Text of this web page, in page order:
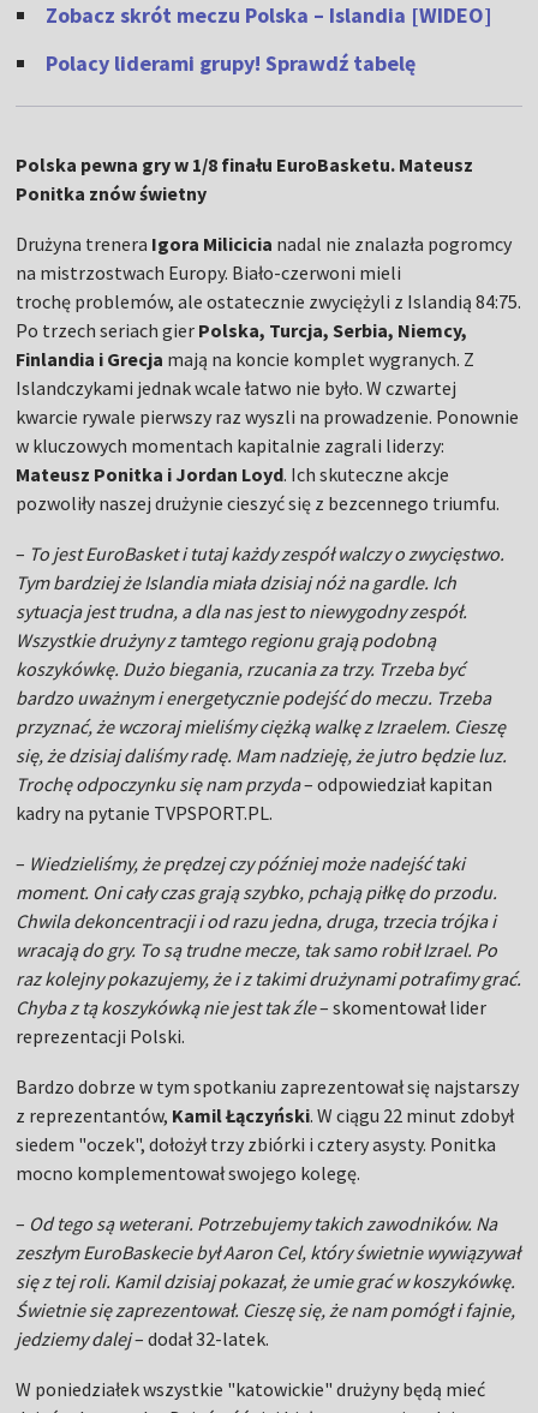
Zobacz skrót meczu Polska – Islandia [WIDEO]
Polacy liderami grupy! Sprawdź tabelę
Polska pewna gry w 1/8 finału EuroBasketu. Mateusz
Ponitka znów świetny
Drużyna trenera Igora Milicicia nadal nie znalazła pogromcy
na mistrzostwach Europy. Biało-czerwoni mieli
trochę problemów, ale ostatecznie zwyciężyli z Islandią 84:75.
Po trzech seriach gier Polska, Turcja, Serbia, Niemcy,
Finlandia i Grecja mają na koncie komplet wygranych. Z
Islandczykami jednak wcale łatwo nie było. W czwartej
kwarcie rywale pierwszy raz wyszli na prowadzenie. Ponownie
w kluczowych momentach kapitalnie zagrali liderzy:
Mateusz Ponitka i Jordan Loyd. Ich skuteczne akcje
pozwoliły naszej drużynie cieszyć się z bezcennego triumfu.
– To jest EuroBasket i tutaj każdy zespół walczy o zwycięstwo.
Tym bardziej że Islandia miała dzisiaj nóż na gardle. Ich
sytuacja jest trudna, a dla nas jest to niewygodny zespół.
Wszystkie drużyny z tamtego regionu grają podobną
koszykówkę. Dużo biegania, rzucania za trzy. Trzeba być
bardzo uważnym i energetycznie podejść do meczu. Trzeba
przyznać, że wczoraj mieliśmy ciężką walkę z Izraelem. Cieszę
się, że dzisiaj daliśmy radę. Mam nadzieję, że jutro będzie luz.
Trochę odpoczynku się nam przyda– odpowiedział kapitan
kadry na pytanie TVPSPORT.PL.
– Wiedzieliśmy, że prędzej czy później może nadejść taki
moment. Oni cały czas grają szybko, pchają piłkę do przodu.
Chwila dekoncentracji i od razu jedna, druga, trzecia trójka i
wracają do gry. To są trudne mecze, tak samo robił Izrael. Po
raz kolejny pokazujemy, że i z takimi drużynami potrafimy grać.
Chyba z tą koszykówką nie jest tak źle– skomentował lider
reprezentacji Polski.
Bardzo dobrze w tym spotkaniu zaprezentował się najstarszy
z reprezentantów, Kamil Łączyński. W ciągu 22 minut zdobył
siedem "oczek", dołożył trzy zbiórki i cztery asysty. Ponitka
mocno komplementował swojego kolegę.
– Od tego są weterani. Potrzebujemy takich zawodników. Na
zeszłym EuroBaskecie był Aaron Cel, który świetnie wywiązywał
się z tej roli. Kamil dzisiaj pokazał, że umie grać w koszykówkę.
Świetnie się zaprezentował. Cieszę się, że nam pomógł i fajnie,
jedziemy dalej– dodał 32-latek.
W poniedziałek wszystkie "katowickie" drużyny będą mieć